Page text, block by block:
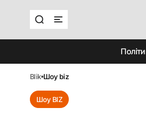
blik шоу biz
Шоу BIZ